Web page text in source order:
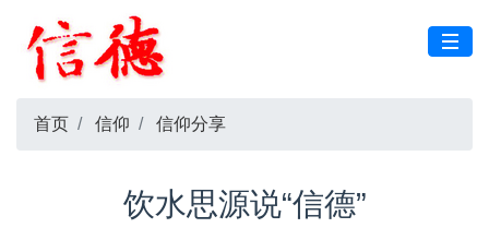
首页 信仰 信仰分享
饮水思源说“信德”